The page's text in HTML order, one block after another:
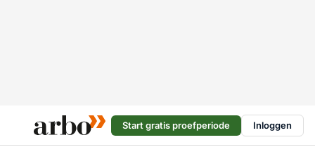
Start gratis proefperiode Inloggen